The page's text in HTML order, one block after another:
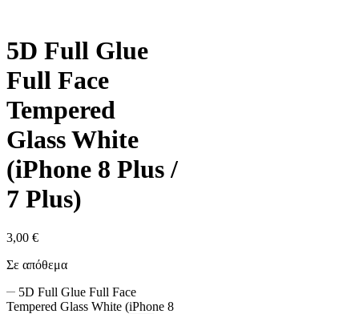
5D Full Glue
Full Face
Tempered
Glass White
(iPhone 8 Plus /
7 Plus)
3,00 €
Σε απόθεμα
5D Full Glue Full Face
Tempered Glass White (iPhone 8